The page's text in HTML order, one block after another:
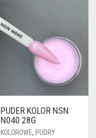
PUDER KOLOR NSN
N040 28G
KOLOROWE, PUDRY